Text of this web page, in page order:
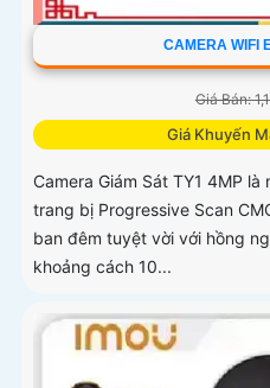
CAMERA WIFI
Giá Bán:
Giá Khuyến
Camera Giám Sát TY1 4MP
trang bị Progressive Scan
ban đêm tuyệt vời với hồng
khoảng cách 10...